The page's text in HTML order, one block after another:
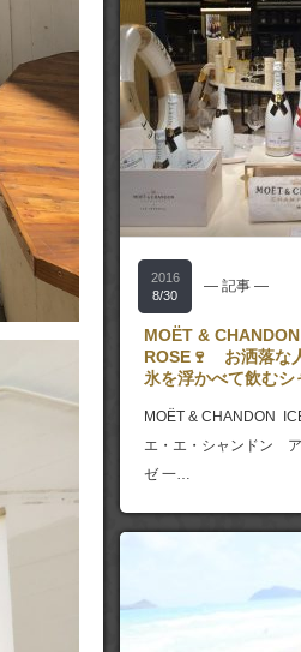
2016
8/30
― 記事 ―
MOËT &
ROSE🍷 お洒落な
氷を浮かべて飲むシ
MOËT & CHANDON
エ・エ・シャンドン
ゼ 一…